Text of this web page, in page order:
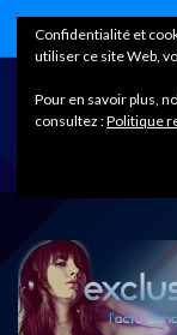
Confidentialité et
utiliser ce site Web,
Pour en savoir plus,
consultez :Politique